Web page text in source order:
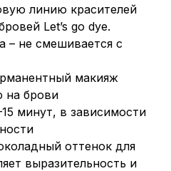
линию красителей
Let’s go dye.
– не смешивается с
макияж
на брови
минут, в зависимости
оттенок для
выразительность и